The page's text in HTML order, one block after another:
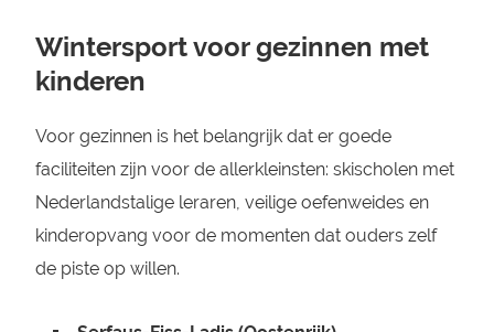
Wintersport voor gezinnen met
kinderen
Voor gezinnen is het belangrijk dat er goede
faciliteiten zijn voor de allerkleinsten: skischolen met
Nederlandstalige leraren, veilige oefenweides en
kinderopvang voor de momenten dat ouders zelf
de piste op willen.